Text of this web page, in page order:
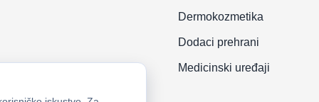
Dermokozmetika
Dodaci prehrani
Medicinski uređaji